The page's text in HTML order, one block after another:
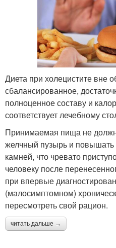
Диета при холецистите вне
сбалансированное,
полноценное составу и
соответствует лечебному
Принимаемая пища не
желчный пузырь и повышать
камней, что чревато
человеку после
при впервые
(малосимптомном)
пересмотреть свой рацион.
читать дальше →